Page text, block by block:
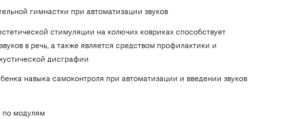
гимнастки при автоматизации звуков
стимуляции на колючих ковриках способствует
в речь, а также является средством профилактики и
дисграфии
навыка самоконтроля при автоматизации и введении звуков
модулям